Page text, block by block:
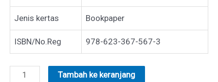
Jenis kertas Bookpaper
ISBN/No.Reg 978-623-367-567-3
Kuantitas
Tambah ke keranjang